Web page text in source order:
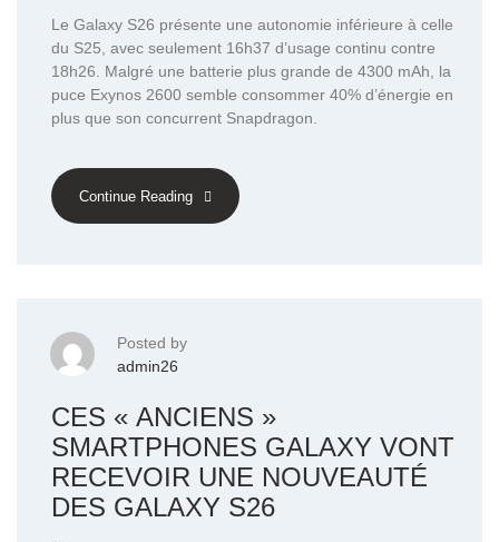
Le Galaxy S26 présente une autonomie inférieure à celle
du S25, avec seulement 16h37 d’usage continu contre
18h26. Malgré une batterie plus grande de 4300 mAh, la
puce Exynos 2600 semble consommer 40% d’énergie en
plus que son concurrent Snapdragon.
Continue Reading
Posted by
admin26
CES « ANCIENS »
SMARTPHONES GALAXY VONT
RECEVOIR UNE NOUVEAUTÉ
DES GALAXY S26